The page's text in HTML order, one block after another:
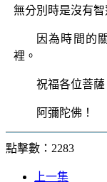
無分別時是沒有智
因為時間的
裡。
祝福各位菩薩
阿彌陀佛！
點擊數：2283
上一集